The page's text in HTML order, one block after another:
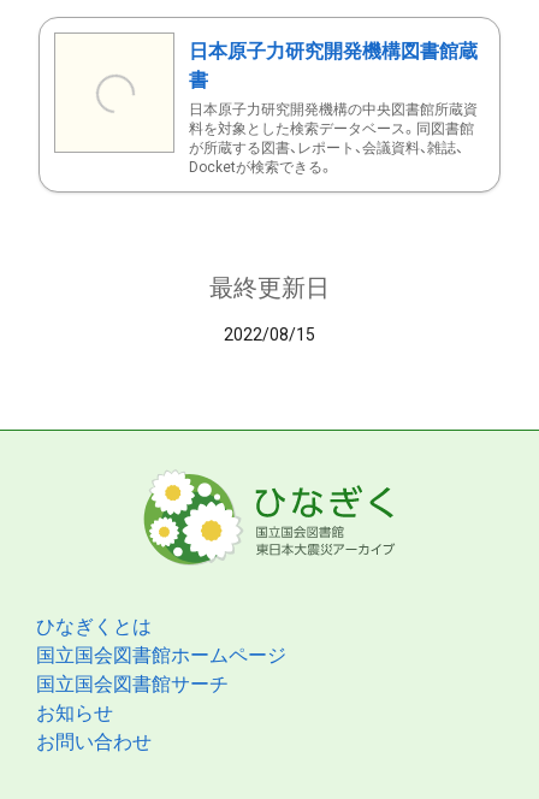
日本原子力研究開発機構図書館蔵
書
日本原子力研究開発機構の中央図書館所蔵資
料を対象とした検索データベース。同図書館
が所蔵する図書、レポート、会議資料、雑誌、
Docketが検索できる。
最終更新日
2022/08/15
ひなぎくとは
国立国会図書館ホームページ
国立国会図書館サーチ
お知らせ
お問い合わせ